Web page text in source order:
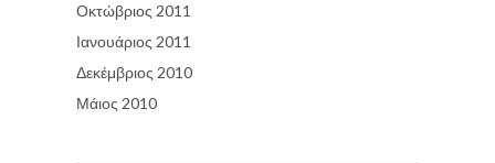
Οκτώβριος 2011
Ιανουάριος 2011
Δεκέμβριος 2010
Μάιος 2010